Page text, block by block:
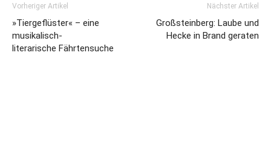
Vorheriger Artikel
»Tiergeflüster« – eine
musikalisch-
literarische Fährtensuche
Nächster Artikel
Großsteinberg: Laube und
Hecke in Brand geraten